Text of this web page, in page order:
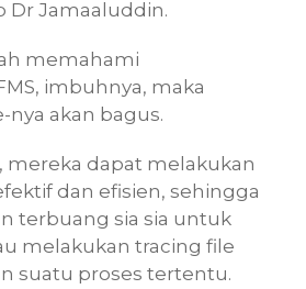
Dr Jamaaluddin.
memahami
imbuhnya, maka
akan bagus.
mereka dapat melakukan
dan efisien, sehingga
terbuang sia sia untuk
melakukan tracing file
suatu proses tertentu.